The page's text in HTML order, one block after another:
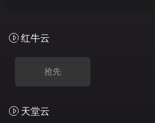
红牛云
抢先
天堂云